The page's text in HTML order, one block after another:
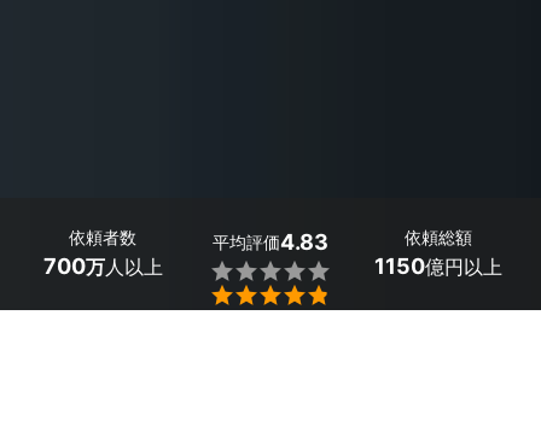
依頼者数
700万人以上
平均評価4.83


依頼総額
1150億円以上